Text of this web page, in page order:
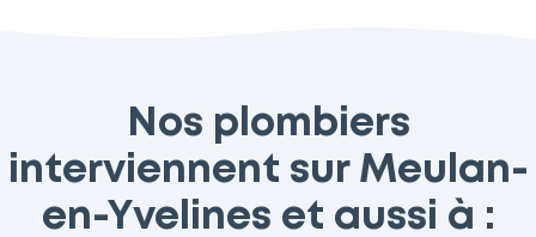
Nos plombiers
interviennent sur Meulan-
en-Yvelines et aussi à :